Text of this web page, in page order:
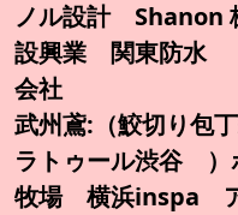
ノル設計 Shanon
設興業 関東防水
会社
武州鳶:（鮫切り包
ラトゥール渋谷
牧場 横浜inspa